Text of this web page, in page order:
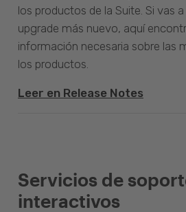
los productos de la Suite. Si vas
upgrade más nuevo, aquí
información necesaria sobre las
los productos.
Leer en Release Notes
Servicios de
interactivos